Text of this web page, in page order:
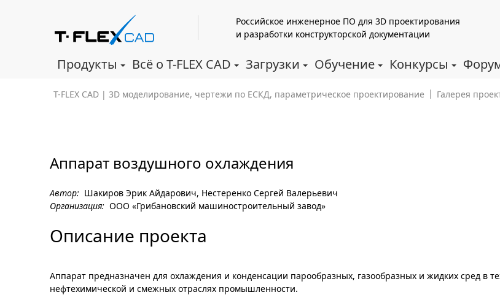
Российское инженерное ПО для 3D проектирования
и разработки конструкторской документации
Продукты Всё о T-FLEX CAD Загрузки Обучение Конкурсы
T-FLEX CAD | 3D моделирование, чертежи по ЕСКД, параметрическое проектирование | Галерея
Аппарат воздушного охлаждения
Автор: Шакиров Эрик Айдарович, Нестеренко Сергей Валерьевич
Организация: ООО «Грибановский машиностроительный завод»
Описание проекта
Аппарат предназначен для охлаждения и конденсации парообразных, газообразных и жидких сред в
нефтехимической и смежных отраслях промышленности.